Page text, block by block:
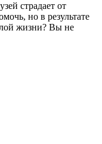
назад, с
последнего
обратившись к
сразу
и
же,
Сестра
страдает от
но в результате
жизни? Вы не